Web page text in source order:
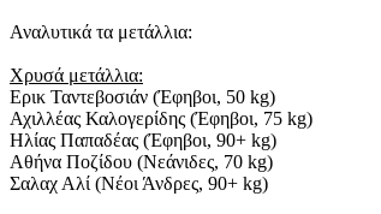
Αναλυτικά τα μετάλλια:
Χρυσά μετάλλια:
Ερικ Ταντεβοσιάν (Έφηβοι, 50 kg)
Αχιλλέας Καλογερίδης (Έφηβοι, 75 kg)
Ηλίας Παπαδέας (Έφηβοι, 90+ kg)
Αθήνα Ποζίδου (Νεάνιδες, 70 kg)
Σαλαχ Αλί (Νέοι Άνδρες, 90+ kg)